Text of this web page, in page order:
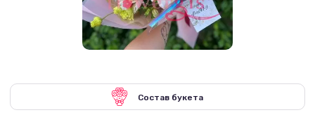
Состав букета